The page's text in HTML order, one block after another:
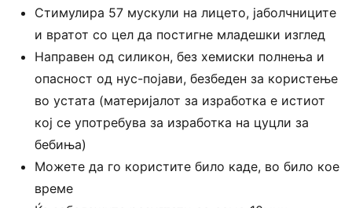
Стимулира 57 мускули на лицето, јаболчниците
и вратот со цел да постигне младешки изглед
Направен од силикон, без хемиски полнења и
опасност од нус-појави, безбеден за користење
во устата (материјалот за изработка е истиот
кој се употребува за изработка на цуцли за
бебиња)
Можете да го користите било каде, во било кое
време